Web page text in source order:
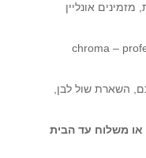
אונליין
: chroma –
השארת שול לבן,
או משלוח עד הבית